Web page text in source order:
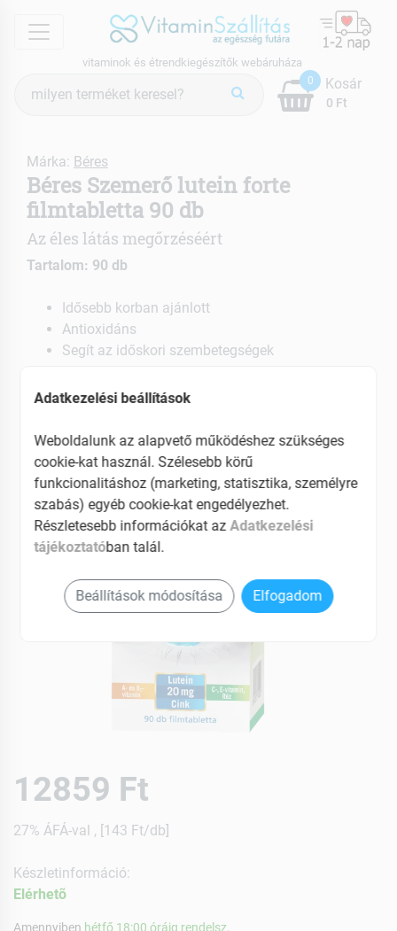
menu
vitaminok és étrendkiegészítők webáruháza
keresés
0
0 Ft
Kosár
Márka: Béres
Béres Szemerő lutein forte
filmtabletta 90 db
Az éles látás megőrzéséért
Tartalom: 90 db
Idősebb korban ajánlott
Antioxidáns
Segít az időskori szembetegségek
EAN: 5997207713282
12859 Ft
27% ÁFÁ-val , [143 Ft/db]
Készletinformáció:
Elérhetõ
Amennyiben hétfő 18:00 óráig rendelsz,
Adatkezelési beállítások
Weboldalunk az alapvető működéshez szükséges
cookie-kat használ. Szélesebb körű
funkcionalitáshoz (marketing, statisztika, személyre
szabás) egyéb cookie-kat engedélyezhet.
Részletesebb információkat azAdatkezelési
tájékoztatóban talál.
Beállítások módosítása Elfogadom